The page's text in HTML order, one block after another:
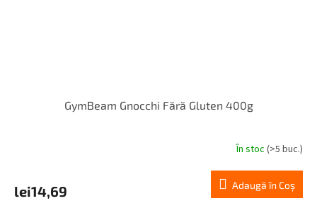
GymBeam Gnocchi Fără Gluten 400g
În stoc (>5 buc.)
lei14,69 Adaugă în Coş